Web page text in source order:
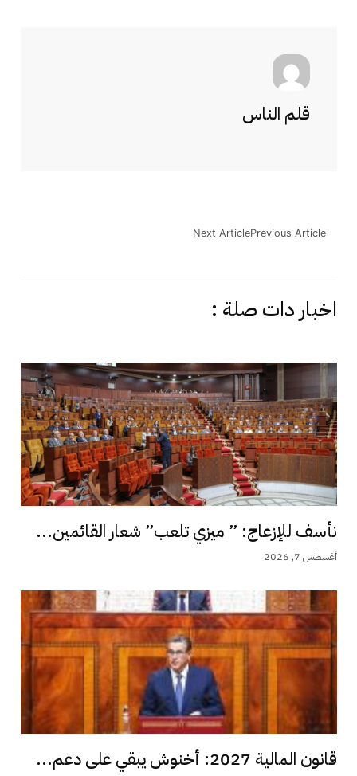
قلم الناس
Previous Article
Next Article
اخبار دات صلة :
نأسف للإزعاج: ” ميزي تلعب” شعار القائمين...
أغسطس 7, 2026
قانون المالية 2027: أخنوش يبقي على دعم...